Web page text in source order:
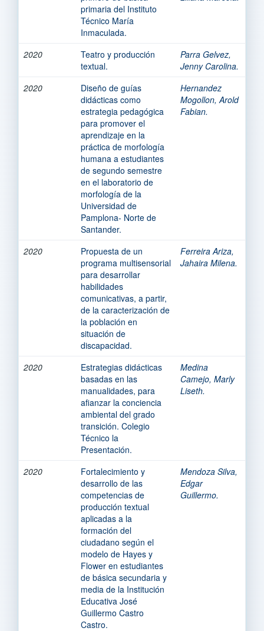
primaria del Instituto
Técnico María
Inmaculada.
2020
Teatro y producción
textual.
Parra Gelvez,
Jenny Carolina.
2020
Diseño de guías
didácticas como
estrategia pedagógica
para promover el
aprendizaje en la
práctica de morfología
humana a estudiantes
de segundo semestre
en el laboratorio de
morfología de la
Universidad de
Pamplona- Norte de
Santander.
Hernandez
Mogollon, Arold
Fabian.
2020
Propuesta de un
programa multisensorial
para desarrollar
habilidades
comunicativas, a partir,
de la caracterización de
la población en
situación de
discapacidad.
Ferreira Ariza,
Jahaira Milena.
2020
Estrategias didácticas
basadas en las
manualidades, para
afianzar la conciencia
ambiental del grado
transición. Colegio
Técnico la
Presentación.
Medina
Camejo, Marly
Liseth.
2020
Fortalecimiento y
desarrollo de las
competencias de
producción textual
aplicadas a la
formación del
ciudadano según el
modelo de Hayes y
Flower en estudiantes
de básica secundaria y
media de la Institución
Educativa José
Guillermo Castro
Castro.
Mendoza Silva,
Edgar
Guillermo.